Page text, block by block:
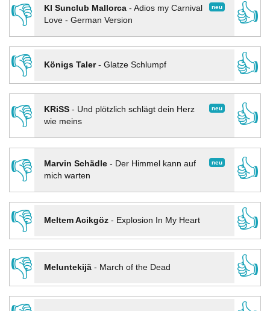
👎
neu
KI Sunclub Mallorca- Adios my Carnival
Love - German Version
👍
👎
Königs Taler- Glatze Schlumpf
👍
👎
neu
KRiSS- Und plötzlich schlägt dein Herz
wie meins
👍
👎 neu
Marvin Schädle- Der Himmel kann auf
mich warten
👍
👎
Meltem Acikgöz- Explosion In My Heart
👍
👎
Meluntekijä- March of the Dead
👍